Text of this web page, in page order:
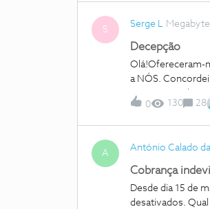
S
Serge L Megabyte
Decepção
Olá!Ofereceram-
a NÓS.
pagas antes
dezembro. No
que pagar o
Que tipo de
0 130 28
A
António Calado
Cobrança
Desde dia 15 de
desativados.